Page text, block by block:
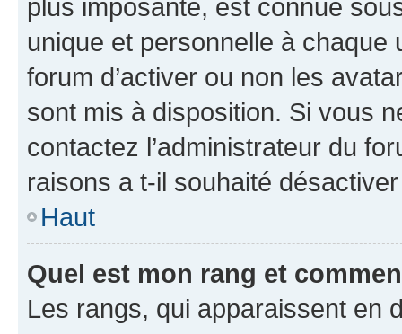
plus imposante, est connue
unique et personnelle à chaque
forum d’activer ou non les
sont mis à disposition. Si vous
contactez l’administrateur du
raisons a t-il souhaité
Haut
Quel est mon rang et
Les rangs, qui apparaissent en